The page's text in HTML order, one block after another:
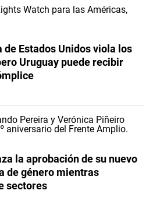
Estados Unidos viola los
Uruguay puede recibir
la aprobación de su nuevo
de género mientras
sectores